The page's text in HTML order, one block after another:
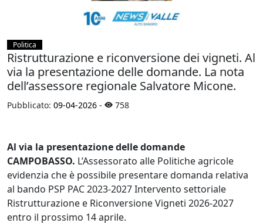
Politica
Ristrutturazione e riconversione dei vigneti. Al
via la presentazione delle domande. La nota
dell’assessore regionale Salvatore Micone.
Pubblicato: 09-04-2026 - 758
Al via la presentazione delle domande
CAMPOBASSO. L’Assessorato alle Politiche agricole
evidenzia che è possibile presentare domanda relativa
al bando PSP PAC 2023-2027 Intervento settoriale
Ristrutturazione e Riconversione Vigneti 2026-2027
entro il prossimo 14 aprile.